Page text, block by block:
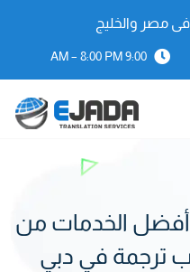
مصر والخليج
9:00 AM – 8:00 PM
الخدمات من
ترجمة في دبي